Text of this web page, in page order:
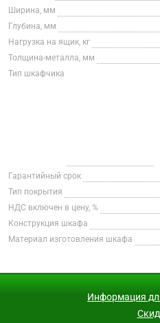
Ширина, мм
Глубина, мм
Нагрузка на ящик, кг
Толщина-металла, мм
Тип шкафчика
Гарантийный срок
Тип покрытия
НДС включен в цену, %
Конструкция шкафа
Материал изготовления шкафа
Информация